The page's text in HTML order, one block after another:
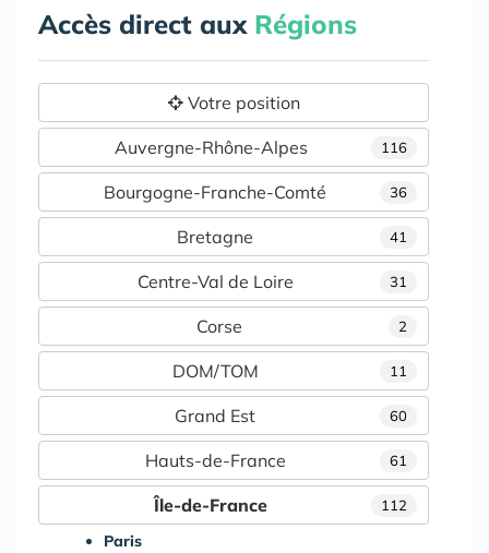
Accès direct aux Régions
Votre position
116
Auvergne-Rhône-Alpes
36
Bourgogne-Franche-Comté
41
Bretagne
31
Centre-Val de Loire
2
Corse
11
DOM/TOM
60
Grand Est
61
Hauts-de-France
112
Île-de-France
Paris